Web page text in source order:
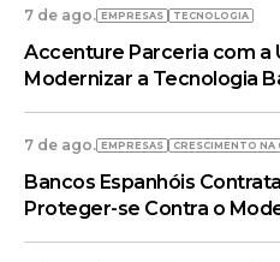
7 de ago. EMPRESAS TECNOLOGIA
Accenture Parceria com a
Modernizar a Tecnologia
7 de ago. EMPRESAS CRESCIMENTO NA
Bancos Espanhóis
Proteger-se Contra o